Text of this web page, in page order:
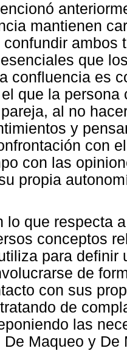
mantienen
ambos
que
confluencia es
que la
al no
y
con
con las
propia
lo que respecta
conceptos
para definir
de
con sus
de
las
De Maqueo y